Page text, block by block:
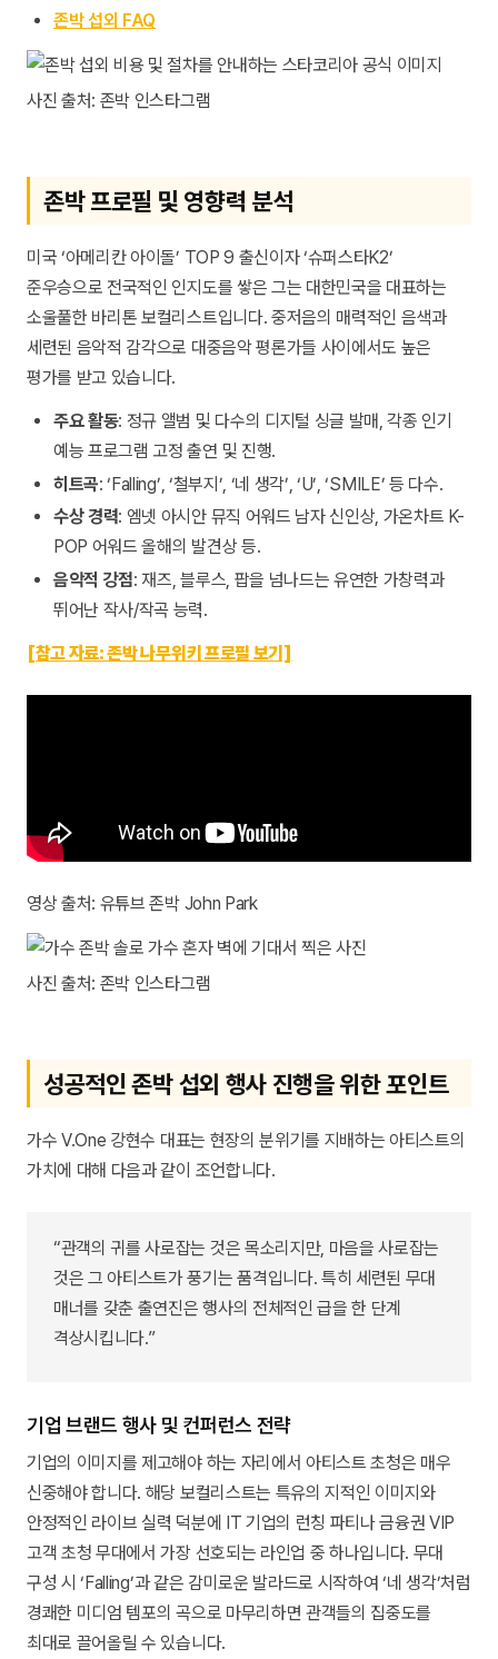
존박 섭외 FAQ
사진 출처: 존박 인스타그램
존박 프로필 및 영향력 분석
미국 ‘아메리칸 아이돌’ TOP 9 출신이자 ‘슈퍼스타K2’
준우승으로 전국적인 인지도를 쌓은 그는 대한민국을 대표하는
소울풀한 바리톤 보컬리스트입니다. 중저음의 매력적인 음색과
세련된 음악적 감각으로 대중음악 평론가들 사이에서도 높은
평가를 받고 있습니다.
주요 활동: 정규 앨범 및 다수의 디지털 싱글 발매, 각종 인기
예능 프로그램 고정 출연 및 진행.
히트곡: ‘Falling’, ‘철부지’, ‘네 생각’, ‘U’, ‘SMILE’ 등 다수.
수상 경력: 엠넷 아시안 뮤직 어워드 남자 신인상, 가온차트 K-
POP 어워드 올해의 발견상 등.
음악적 강점: 재즈, 블루스, 팝을 넘나드는 유연한 가창력과
뛰어난 작사/작곡 능력.
[참고 자료: 존박 나무위키 프로필 보기]
영상 출처: 유튜브 존박 John Park
사진 출처: 존박 인스타그램
성공적인 존박 섭외 행사 진행을 위한 포인트
가수 V.One 강현수 대표는 현장의 분위기를 지배하는 아티스트의
가치에 대해 다음과 같이 조언합니다.
“관객의 귀를 사로잡는 것은 목소리지만, 마음을 사로잡는
것은 그 아티스트가 풍기는 품격입니다. 특히 세련된 무대
매너를 갖춘 출연진은 행사의 전체적인 급을 한 단계
격상시킵니다.”
기업 브랜드 행사 및 컨퍼런스 전략
기업의 이미지를 제고해야 하는 자리에서 아티스트 초청은 매우
신중해야 합니다. 해당 보컬리스트는 특유의 지적인 이미지와
안정적인 라이브 실력 덕분에 IT 기업의 런칭 파티나 금융권 VIP
고객 초청 무대에서 가장 선호되는 라인업 중 하나입니다. 무대
구성 시 ‘Falling’과 같은 감미로운 발라드로 시작하여 ‘네 생각’처럼
경쾌한 미디엄 템포의 곡으로 마무리하면 관객들의 집중도를
최대로 끌어올릴 수 있습니다.